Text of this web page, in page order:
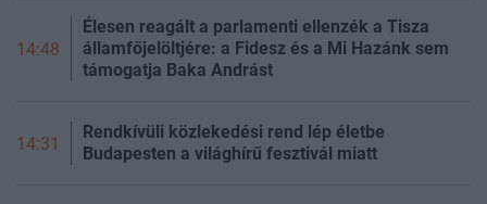
14:48
Élesen reagált a parlamenti ellenzék a Tisza
államfőjelöltjére: a Fidesz és a Mi Hazánk sem
támogatja Baka Andrást
14:31
Rendkívüli közlekedési rend lép életbe
Budapesten a világhírű fesztivál miatt